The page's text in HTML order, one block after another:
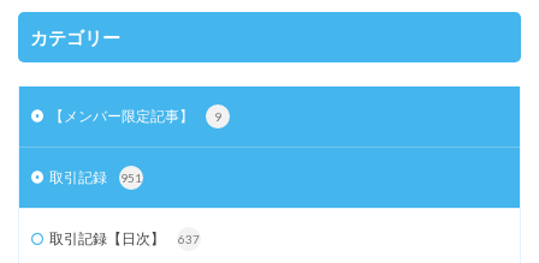
カテゴリー
【メンバー限定記事】 9
取引記録 951
取引記録【日次】 637